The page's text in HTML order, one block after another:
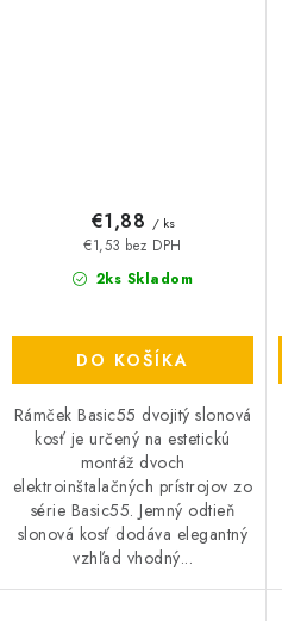
2ks Skladom
€1,53 bez DPH
€1,88 / ks
DO KOŠÍKA
Rámček Basic55 dvojitý slonová
kosť je určený na estetickú
montáž dvoch
elektroinštalačných prístrojov zo
série Basic55. Jemný odtieň
slonová kosť dodáva elegantný
vzhľad vhodný...